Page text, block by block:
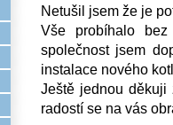
Netušil jsem že je
Vše probíhalo
společnost jsem
instalace nového
Ještě jednou
radostí se na vás